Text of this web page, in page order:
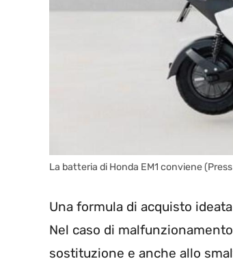
La batteria di Honda EM1 conviene
Una formula di acquisto
Nel caso di
sostituzione e anche allo